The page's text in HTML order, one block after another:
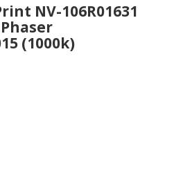
NV-106R01631
(1000k)